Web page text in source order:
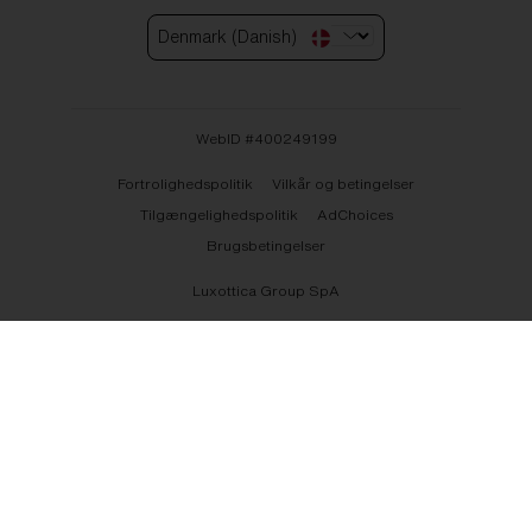
Denmark (Danish)
WebID #400249199
Fortrolighedspolitik
Vilkår og betingelser
Tilgængelighedspolitik
AdChoices
Brugsbetingelser
Luxottica Group SpA